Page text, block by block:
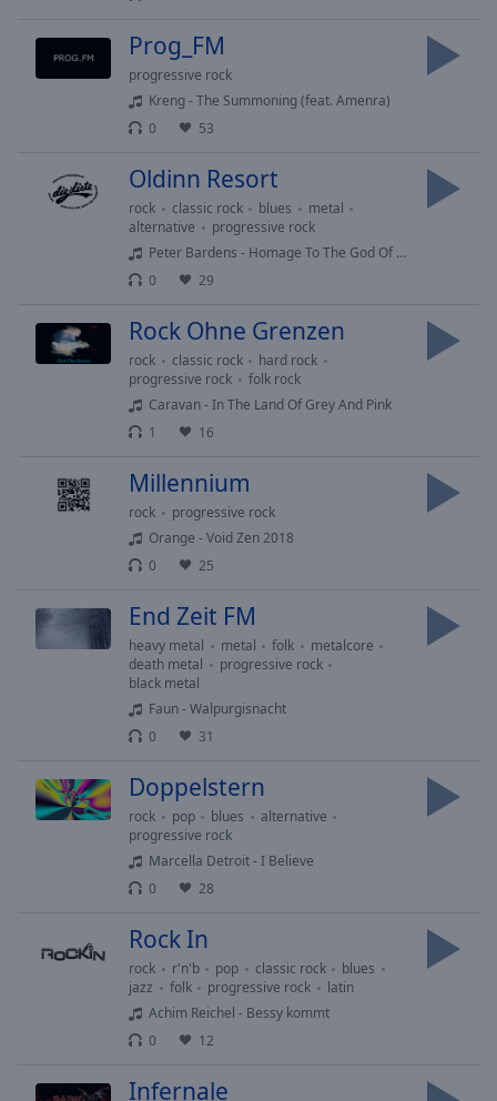
Opacity
Reset
window.
Prog_FM
progressive rock
Kreng - The Summoning (feat. Amenra)
0
53
Oldinn Resort
rock classic rock blues
metal
alternative
progressive rock
Peter Bardens - Homage To The God Of Light 1970
0
29
Rock Ohne Grenzen
rock classic rock
hard rock
progressive rock
folk rock
Caravan - In The Land Of Grey And Pink
1
16
Millennium
rock
progressive rock
Orange - Void Zen 2018
0
25
End Zeit FM
heavy metal metal folk
metalcore
death metal
progressive rock
black metal
Faun - Walpurgisnacht
0
31
Doppelstern
rock pop blues
alternative
progressive rock
Marcella Detroit - I Believe
0
28
Rock In
rock r'n'b pop classic rock
blues
jazz
folk progressive rock
latin
Achim Reichel - Bessy kommt
0
12
Infernale